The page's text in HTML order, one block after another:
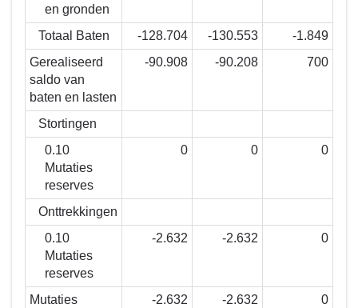
en gronden
Totaal Baten -128.704 -130.553
-1.849
Gerealiseerd
saldo van
baten en lasten
-90.908 -90.208 700
Stortingen
0.10
Mutaties
reserves
0 0 0
Onttrekkingen
0.10
Mutaties
reserves
-2.632 -2.632 0
Mutaties
-2.632 -2.632 0